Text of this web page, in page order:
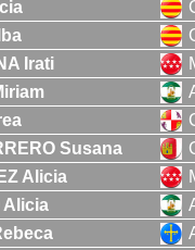
Irati
Susana
Alicia
Alicia